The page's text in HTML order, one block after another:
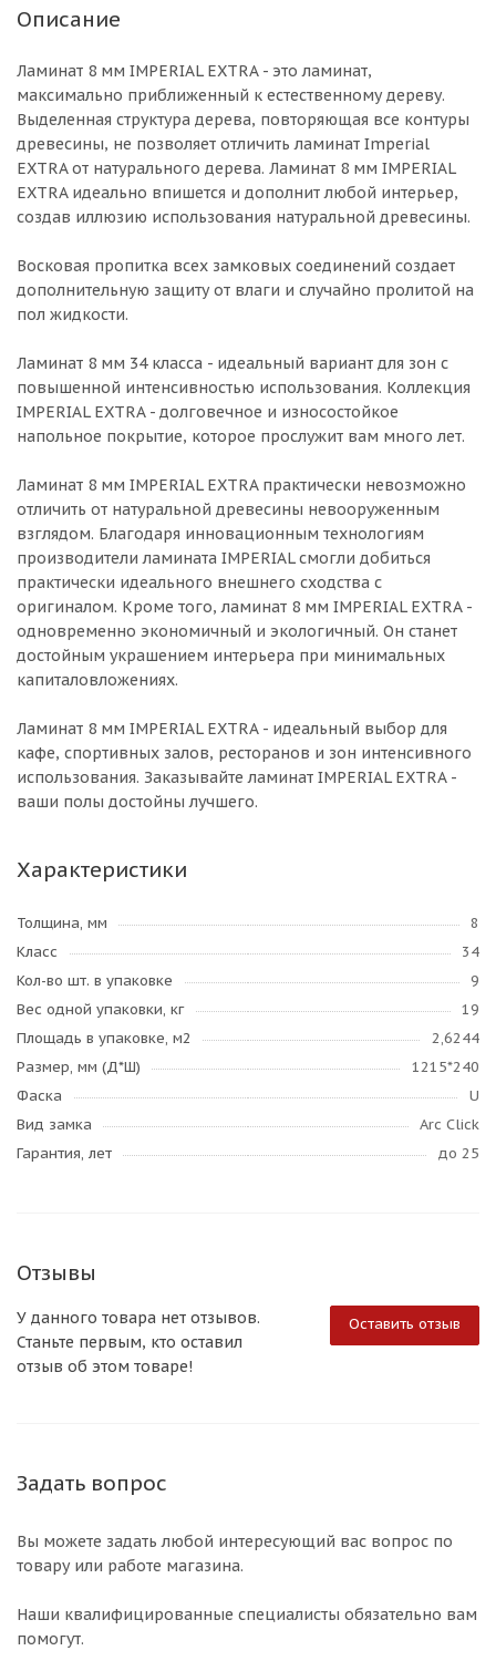
Описание
Ламинат 8 мм IMPERIAL EXTRA - это ламинат,
максимально приближенный к естественному дереву.
Выделенная структура дерева, повторяющая все контуры
древесины, не позволяет отличить ламинат Imperial
EXTRA от натурального дерева. Ламинат 8 мм IMPERIAL
EXTRA идеально впишется и дополнит любой интерьер,
создав иллюзию использования натуральной древесины.
Восковая пропитка всех замковых соединений создает
дополнительную защиту от влаги и случайно пролитой на
пол жидкости.
Ламинат 8 мм 34 класса - идеальный вариант для зон с
повышенной интенсивностью использования. Коллекция
IMPERIAL EXTRA - долговечное и износостойкое
напольное покрытие, которое прослужит вам много лет.
Ламинат 8 мм IMPERIAL EXTRA практически невозможно
отличить от натуральной древесины невооруженным
взглядом. Благодаря инновационным технологиям
производители ламината IMPERIAL смогли добиться
практически идеального внешнего сходства с
оригиналом. Кроме того, ламинат 8 мм IMPERIAL EXTRA -
одновременно экономичный и экологичный. Он станет
достойным украшением интерьера при минимальных
капиталовложениях.
Ламинат 8 мм IMPERIAL EXTRA - идеальный выбор для
кафе, спортивных залов, ресторанов и зон интенсивного
использования. Заказывайте ламинат IMPERIAL EXTRA -
ваши полы достойны лучшего.
Характеристики
Толщина, мм
8
Класс
34
Кол-во шт. в упаковке
9
Вес одной упаковки, кг
19
Площадь в упаковке, м2
2,6244
Размер, мм (Д*Ш)
1215*240
Фаска
U
Вид замка
Arc Click
Гарантия, лет
до 25
Отзывы
Оставить отзыв
У данного товара нет отзывов.
Станьте первым, кто оставил
отзыв об этом товаре!
Задать вопрос
Вы можете задать любой интересующий вас вопрос по
товару или работе магазина.
Наши квалифицированные специалисты обязательно вам
помогут.